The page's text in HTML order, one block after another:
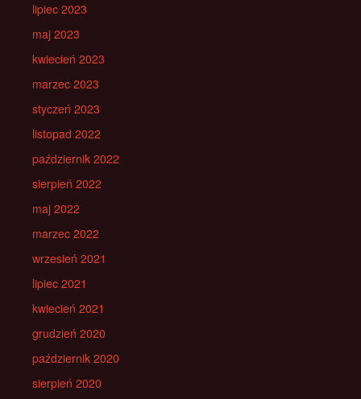
lipiec 2023
maj 2023
kwiecień 2023
marzec 2023
styczeń 2023
listopad 2022
październik 2022
sierpień 2022
maj 2022
marzec 2022
wrzesień 2021
lipiec 2021
kwiecień 2021
grudzień 2020
październik 2020
sierpień 2020